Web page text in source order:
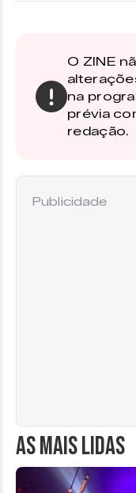
O ZINE
na
prévia
redação.
AS MAIS LIDAS
Publicidade